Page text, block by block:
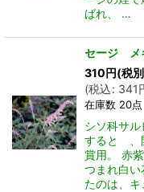
ばれ、 …
セージ メ
310円(税
(税込: 341
在庫数 20点
シソ科サル
すると 、
賞用。 赤
つまれ白い
たのは、